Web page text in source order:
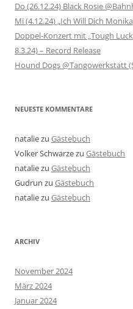
Do (26.12.24) Black Rosie
Mi (4.12.24) „Ich Will Dich
Doppel-Konzert mit „Tough
8.3.24) – Record Release
Hound Dogs @Tangowerkstatt
NEUESTE KOMMENTARE
nataliezu Gästebuch
Volker Schwarzezu Gästebuch
nataliezu Gästebuch
Gudrun zu Gästebuch
nataliezu Gästebuch
ARCHIV
November 2024
März 2024
Januar 2024